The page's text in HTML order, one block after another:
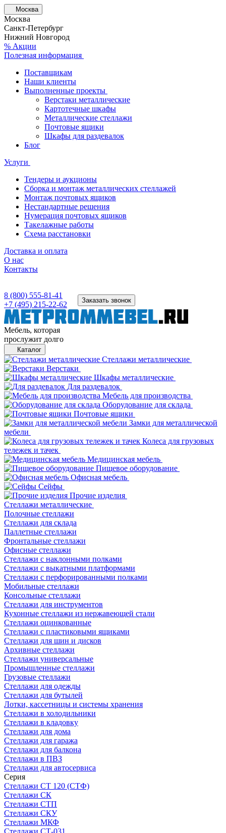
Москва
Москва
Санкт-Петербург
Нижний Новгород
% Акции
Полезная информация
Поставщикам
Наши клиенты
Выполненные проекты
Верстаки металлические
Картотечные шкафы
Металлические стеллажи
Почтовые ящики
Шкафы для раздевалок
Блог
Услуги
Тендеры и аукционы
Сборка и монтаж металлических стеллажей
Монтаж почтовых ящиков
Нестандартные решения
Нумерация почтовых ящиков
Такелажные работы
Схема расстановки
Доставка и оплата
О нас
Контакты
8 (800) 555-81-41
+7 (495) 215-22-62
Заказать звонок
Мебель, которая
прослужит долго
Каталог
Стеллажи металлические
Верстаки
Шкафы металлические
Для раздевалок
Мебель для производства
Оборудование для склада
Почтовые ящики
Замки для металлической
мебели
Колеса для грузовых
тележек и тачек
Медицинская мебель
Пищевое оборудование
Офисная мебель
Сейфы
Прочие изделия
Стеллажи металлические
Полочные стеллажи
Стеллажи для склада
Паллетные стеллажи
Фронтальные стеллажи
Офисные стеллажи
Стеллажи с наклонными полками
Стеллажи с выкатными платформами
Стеллажи с перфорированными полками
Мобильные стеллажи
Консольные стеллажи
Стеллажи для инструментов
Кухонные стеллажи из нержавеющей стали
Стеллажи оцинкованные
Стеллажи с пластиковыми ящиками
Стеллажи для шин и дисков
Архивные стеллажи
Стеллажи универсальные
Промышленные стеллажи
Грузовые стеллажи
Стеллажи для одежды
Стеллажи для бутылей
Лотки, кассетницы и системы хранения
Стеллажи в холодильники
Стеллажи в кладовку
Стеллажи для дома
Стеллажи для гаража
Стеллажи для балкона
Стеллажи в ПВЗ
Стеллажи для автосервиса
Серия
Стеллажи СТ 120 (СТФ)
Стеллажи СК
Стеллажи СТП
Стеллажи СКУ
Стеллажи МКФ
Стеллажи СТ-031